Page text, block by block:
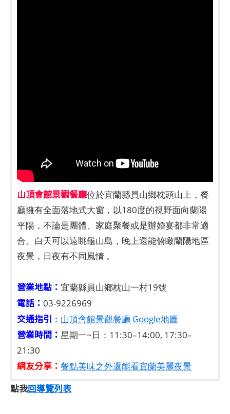
山頂會館景觀餐廳位於宜蘭縣員山鄉枕頭山上，餐
廳擁有全面落地式大窗，以180度的視野面向蘭陽
平陽，不論是團體、家庭聚餐或是辦婚宴都非常適
合。白天可以遠眺龜山島，晚上還能俯瞰蘭陽地區
夜景，日夜有不同風情 。
營業地點： 宜蘭縣員山鄉枕山一村19號
電話： 03-9226969
交通指引 ： 山頂會館景觀餐廳 Google地圖
營業時間： 星期一~日：11:30–14:00, 17:30–
21:30
網友分享： 餐點美味之外還能看宜蘭美麗夜景
點我回導覽列表